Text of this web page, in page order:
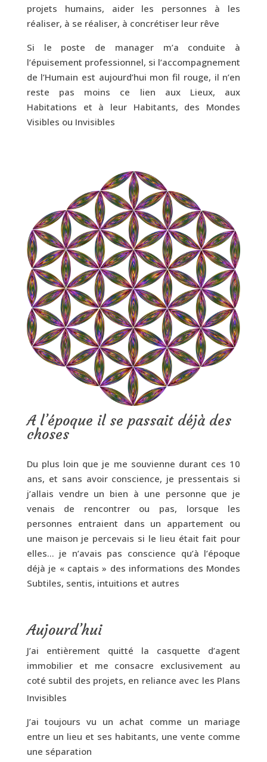
projets humains, aider les personnes à les
réaliser, à se réaliser, à concrétiser leur rêve
Si le poste de manager m’a conduite à
l’épuisement professionnel, si l’accompagnement
de l’Humain est aujourd’hui mon fil rouge, il n’en
reste pas moins ce lien aux Lieux, aux
Habitations et à leur Habitants, des Mondes
Visibles ou Invisibles
A l’époque il se passait déjà des
choses
Du plus loin que je me souvienne durant ces 10
ans, et sans avoir conscience, je pressentais si
j’allais vendre un bien à une personne que je
venais de rencontrer ou pas, lorsque les
personnes entraient dans un appartement ou
une maison je percevais si le lieu était fait pour
elles… je n’avais pas conscience qu’à l’époque
déjà je « captais » des informations des Mondes
Subtiles, sentis, intuitions et autres
Aujourd’hui
J’ai entièrement quitté la casquette d’agent
immobilier et me consacre exclusivement au
coté subtil des projets, en reliance avec les Plans
Invisibles
J’ai toujours vu un achat comme un mariage
entre un lieu et ses habitants, une vente comme
une séparation